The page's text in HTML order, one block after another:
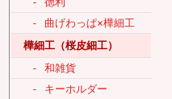
- 曲げわっぱ×樺細工
樺細工（桜皮細工）
- 和雑貨
- キーホルダー